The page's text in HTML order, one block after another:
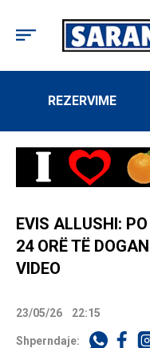
REZERVIME
EVIS ALLUSHI:
24 ORË TË
VIDEO
23/05/26 22:15
Shperndaje: